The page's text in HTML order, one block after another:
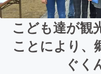
こども達が観
ことにより、
ぐく